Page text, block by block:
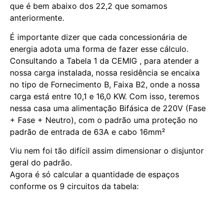
que é bem abaixo dos 22,2 que somamos
anteriormente.
É importante dizer que cada concessionária de
energia adota uma forma de fazer esse cálculo.
Consultando a Tabela 1 da CEMIG , para atender a
nossa carga instalada, nossa residência se encaixa
no tipo de Fornecimento B, Faixa B2, onde a nossa
carga está entre 10,1 e 16,0 KW. Com isso, teremos
nessa casa uma alimentação Bifásica de 220V (Fase
+ Fase + Neutro), com o padrão uma proteção no
padrão de entrada de 63A e cabo 16mm²
Viu nem foi tão difícil assim dimensionar o disjuntor
geral do padrão.
Agora é só calcular a quantidade de espaços
conforme os 9 circuitos da tabela: